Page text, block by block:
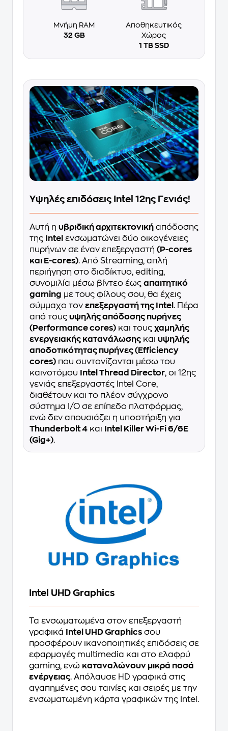
Μνήμη RAM
32 GB
Αποθηκευτικός
Χώρος
1 TB SSD
Υψηλές επιδόσεις Intel 12ης Γενιάς!
Αυτή η υβριδική αρχιτεκτονική απόδοσης
της
Intel ενσωματώνει δύο οικογένειες
πυρήνων σε έναν επεξεργαστή (P-cores
και E-cores). Από Streaming, απλή
περιήγηση στο διαδίκτυο, editing,
συνομιλία μέσω βίντεο έως απαιτητικό
gaming με τους φίλους σου, θα έχεις
σύμμαχο τον επεξεργαστή της Intel . Πέρα
από τους υψηλής απόδοσης πυρήνες
(Performance cores) και τους χαμηλής
ενεργειακής κατανάλωσης και υψηλής
αποδοτικότητας πυρήνες (Efficiency
cores) που συντονίζονται μέσω του
καινοτόμου
Intel Thread Director, οι 12ης
γενιάς επεξεργαστές Intel Core,
διαθέτουν και το πλέον σύγχρονο
σύστημα I/O σε επίπεδο πλατφόρμας,
ενώ δεν απουσιάζει η υποστήριξη για
Thunderbolt 4 και
Intel Killer Wi-Fi 6/6E
(Gig+).
Intel UHD Graphics
Τα ενσωματωμένα στον επεξεργαστή
γραφικά
Intel UHD Graphics σου
προσφέρουν ικανοποιητικές επιδόσεις σε
εφαρμογές multimedia και στο ελαφρύ
gaming, ενώ καταναλώνουν μικρά ποσά
ενέργειας. Απόλαυσε HD γραφικά στις
αγαπημένες σου ταινίες και σειρές με την
ενσωματωμένη κάρτα γραφικών της Intel.